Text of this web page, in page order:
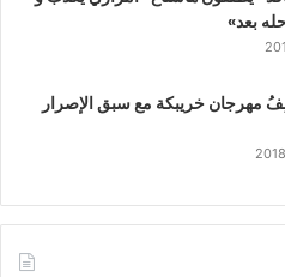
بعد»
مهرجان خريبكة مع سبق الإصرار